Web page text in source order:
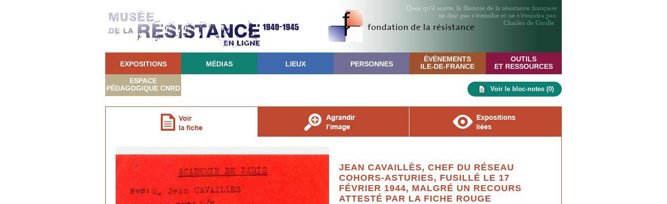
EXPOSITIONS MÉDIAS LIEUX PERSONNES
ÉVÈNEMENTS
ILE-DE-FRANCE
OUTILS
ET RESSOURCES
ESPACE
PÉDAGOGIQUE CNRD Voir le bloc-notes (0)
JEAN CAVAILLÈS, CHEF DU RÉSEAU
COHORS-ASTURIES, FUSILLÉ LE 17
FÉVRIER 1944, MALGRÉ UN RECOURS
ATTESTÉ PAR LA FICHE ROUGE